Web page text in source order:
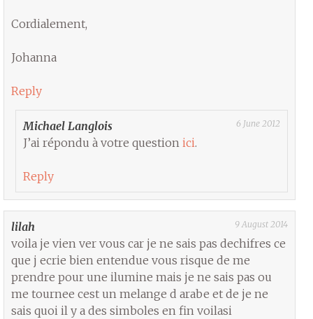
Cordialement,
Johanna
Reply
Michael Langlois 6 June 2012
J’ai répondu à votre question ici.
Reply
lilah 9 August 2014
voila je vien ver vous car je ne sais pas dechifres ce
que j ecrie bien entendue vous risque de me
prendre pour une ilumine mais je ne sais pas ou
me tournee cest un melange d arabe et de je ne
sais quoi il y a des simboles en fin voilasi